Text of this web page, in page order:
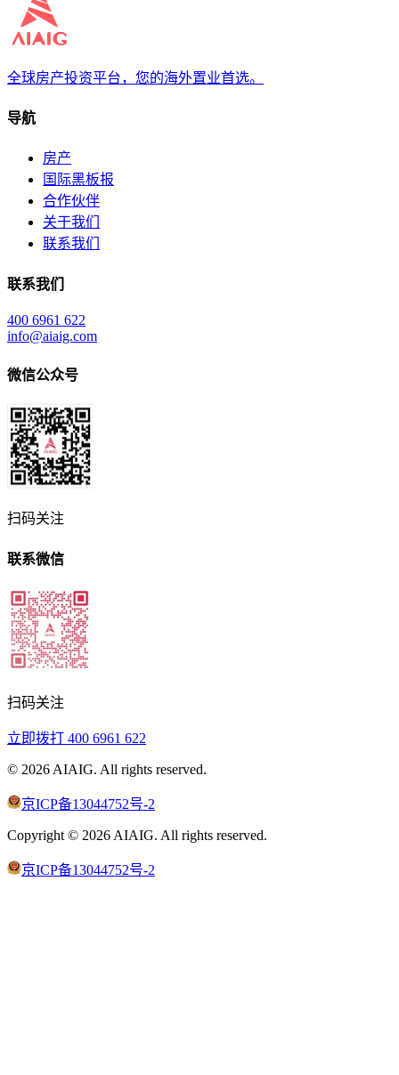
全球房产投资平台，您的海外置业首选。
导航
房产
国际黑板报
合作伙伴
关于我们
联系我们
联系我们
400 6961 622
info@aiaig.com
微信公众号
扫码关注
联系微信
扫码关注
立即拨打 400 6961 622
© 2026 AIAIG. All rights reserved.
京ICP备13044752号-2
Copyright © 2026 AIAIG. All rights reserved.
京ICP备13044752号-2